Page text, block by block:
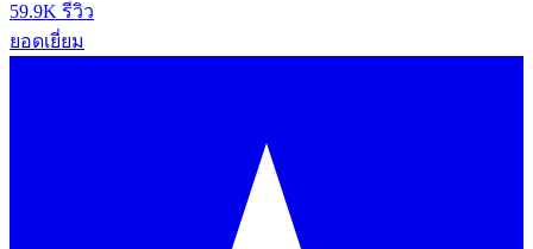
59.9K รีวิว
ยอดเยี่ยม